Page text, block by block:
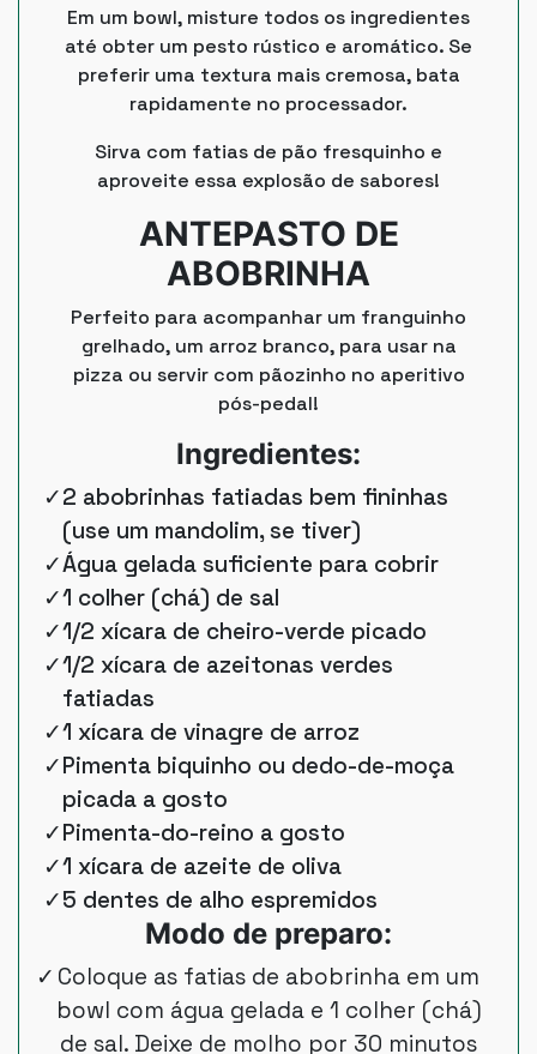
Em um bowl, misture todos os ingredientes
até obter um pesto rústico e aromático. Se
preferir uma textura mais cremosa, bata
rapidamente no processador.
Sirva com fatias de pão fresquinho e
aproveite essa explosão de sabores!
ANTEPASTO DE
ABOBRINHA
Perfeito para acompanhar um franguinho
grelhado, um arroz branco, para usar na
pizza ou servir com pãozinho no aperitivo
pós-pedal!
Ingredientes:
2 abobrinhas fatiadas bem fininhas
(use um mandolim, se tiver)
Água gelada suficiente para cobrir
1 colher (chá) de sal
1/2 xícara de cheiro-verde picado
1/2 xícara de azeitonas verdes
fatiadas
1 xícara de vinagre de arroz
Pimenta biquinho ou dedo-de-moça
picada a gosto
Pimenta-do-reino a gosto
1 xícara de azeite de oliva
5 dentes de alho espremidos
Modo de preparo:
Coloque as fatias de abobrinha em um
bowl com água gelada e 1 colher (chá)
de sal. Deixe de molho por 30 minutos